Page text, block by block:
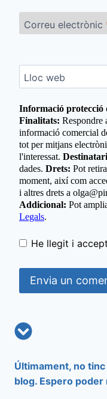
Correu electrònic
Lloc web
Informació protecció
Finalitats: Respondre
informació comercial
tot per mitjans
l'interessat.
dades. Drets: Pot
moment, així com
i altres drets a
Addicional: Pot
Legals.
He llegit i
Últimament, no
blog. Espero